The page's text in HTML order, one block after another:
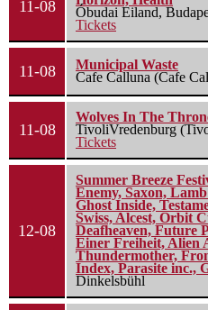
11-08
Óbudai Eiland,
Tickets
11-08
Municipal Waste
Cafe Calluna (Cafe
11-08
Wolves In The
TivoliVredenburg
Tickets
12-08
Summer Breeze
Enemy, Saxon,
Ghost Inside,
Swiss, Alcest, Orbit
Deafheaven, Future
Einer Freiheit, Alien
Thundermother,
Index, Parasite inc.,
Dinkelsbühl